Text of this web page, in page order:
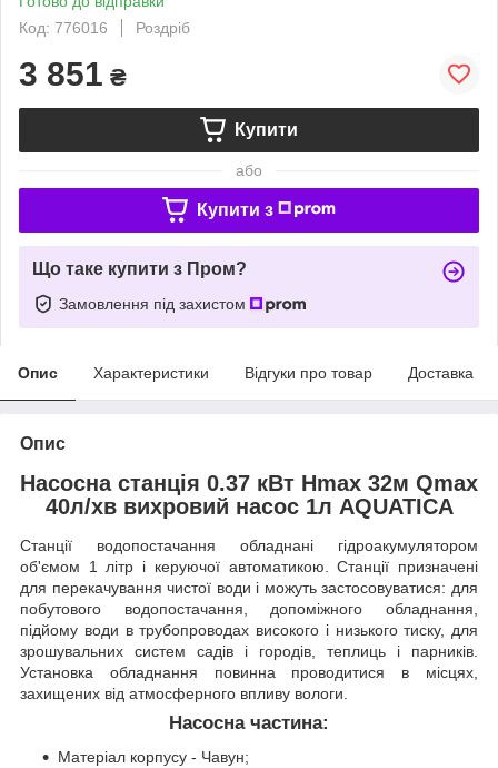
Код: 776016
Роздріб
3 851 ₴
Купити
або
Купити з
Що таке купити з Пром?
Замовлення під захистом
Опис Характеристики Відгуки про товар Доставка
Опис
Насосна станція 0.37 кВт Hmax 32м Qmax
40л/хв вихровий насос 1л AQUATICA
Станції водопостачання обладнані гідроакумулятором
об'ємом 1 літр і керуючої автоматикою. Станції призначені
для перекачування чистої води і можуть застосовуватися: для
побутового водопостачання, допоміжного обладнання,
підйому води в трубопроводах високого і низького тиску, для
зрошувальних систем садів і городів, теплиць і парників.
Установка обладнання повинна проводитися в місцях,
захищених від атмосферного впливу вологи.
Насосна частина:
Матеріал корпусу - Чавун;